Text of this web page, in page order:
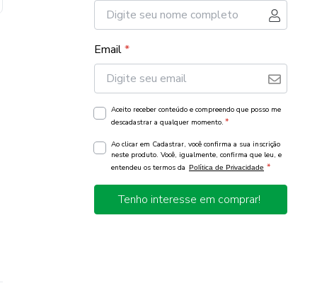
Email*
Aceito receber conteúdo e compreendo que posso me
descadastrar a qualquer momento. *
Ao clicar em Cadastrar, você confirma a sua inscrição
neste produto. Você, igualmente, confirma que leu, e
entendeu os termos da Política de Privacidade *
Tenho interesse em comprar!